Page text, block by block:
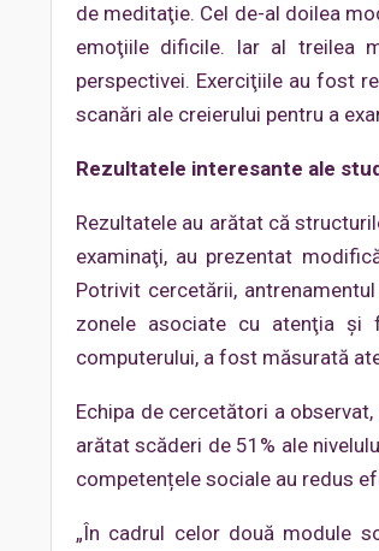
de meditaţie. Cel de-al doilea
emoţiile dificile. Iar al treilea
perspectivei. Exerciţiile au fost
scanări ale creierului pentru a
Rezultatele interesante ale
Rezultatele au arătat că
examinaţi, au prezentat
Potrivit cercetării,
zonele asociate cu atenţia şi
computerului, a fost măsurată
Echipa de cercetători a
arătat scăderi de 51% ale
competențele sociale au redus
„În cadrul celor două module